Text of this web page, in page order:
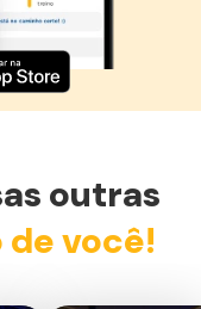
App
outras
você!